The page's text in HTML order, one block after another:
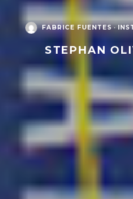
FABRICE FUENTES ·
STEPHAN